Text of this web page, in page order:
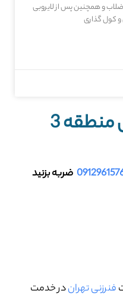
و همچنین پس از لایروبی
و کول گذاری
3
ضربه بزنید
فنرزنی تهراندر خدمت